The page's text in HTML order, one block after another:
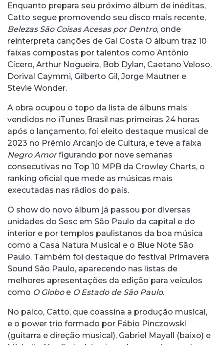
Enquanto prepara seu próximo álbum de inéditas,
Catto segue promovendo seu disco mais recente,
Belezas São Coisas Acesas por Dentro, onde
reinterpreta canções de Gal Costa O álbum traz 10
faixas compostas por talentos como Antônio
Cícero, Arthur Nogueira, Bob Dylan, Caetano Veloso,
Dorival Caymmi, Gilberto Gil, Jorge Mautner e
Stevie Wonder.
A obra ocupou o topo da lista de álbuns mais
vendidos no iTunes Brasil nas primeiras 24 horas
após o lançamento, foi eleito destaque musical de
2023 no Prêmio Arcanjo de Cultura, e teve a faixa
Negro Amorfigurando por nove semanas
consecutivas no Top 10 MPB da Crowley Charts, o
ranking oficial que mede as músicas mais
executadas nas rádios do país.
O show do novo álbum já passou por diversas
unidades do Sesc em São Paulo da capital e do
interior e por templos paulistanos da boa música
como a Casa Natura Musical e o Blue Note São
Paulo. Também foi destaque do festival Primavera
Sound São Paulo, aparecendo nas listas de
melhores apresentações da edição para veículos
como O Globoe O Estado de São Paulo.
No palco, Catto, que coassina a produção musical,
e o power trio formado por Fábio Pinczowski
(guitarra e direção musical), Gabriel Mayall (baixo) e